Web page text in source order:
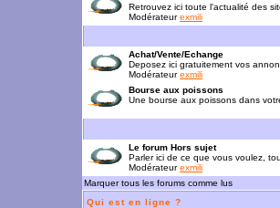
Retrouvez ici toute l'actualité des
Modérateurexmili
Achat/Vente/Echange
Deposez ici gratuitement vos
Modérateurexmili
Bourse aux poissons
Une bourse aux poissons dans
Le forum Hors sujet
Parler ici de ce que vous voulez,
Modérateurexmili
Marquer tous les forums comme lus
Qui est en ligne ?